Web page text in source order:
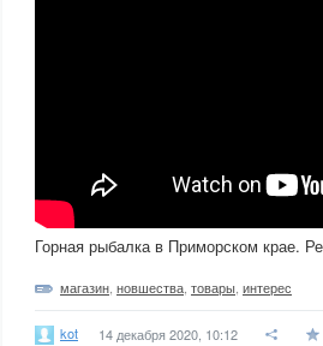
Горная рыбалка в Приморском крае.
магазин новшества товары интерес
kot 14 декабря 2020, 10:12